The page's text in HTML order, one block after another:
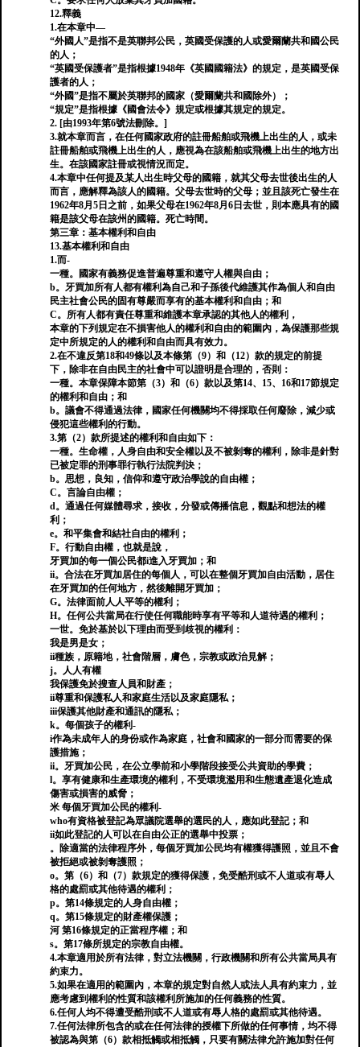
12.釋義
1.在本章中—
“外國人”是指不是英聯邦公民，英國受保護的人或愛爾蘭共和國公民
的人；
“英國受保護者”是指根據1948年《英國國籍法》的規定，是英國受保
護者的人；
“外國”是指不屬於英聯邦的國家（愛爾蘭共和國除外）；
“規定”是指根據《國會法令》規定或根據其規定的規定。
2. [由1993年第6號法刪除。]
3.就本章而言，在任何國家政府的註冊船舶或飛機上出生的人，或未
註冊船舶或飛機上出生的人，應視為在該船舶或飛機上出生的地方出
生。在該國家註冊或視情況而定。
4.本章中任何提及某人出生時父母的國籍，就其父母去世後出生的人
而言，應解釋為該人的國籍。父母去世時的父母；並且該死亡發生在
1962年8月5日之前，如果父母在1962年8月6日去世，則本應具有的國
籍是該父母在該州的國籍。死亡時間。
第三章：基本權利和自由
13.基本權利和自由
1.而-
一種。國家有義務促進普遍尊重和遵守人權與自由；
b。牙買加所有人都有權利為自己和子孫後代維護其作為個人和自由
民主社會公民的固有尊嚴而享有的基本權利和自由；和
C。所有人都有責任尊重和維護本章承認的其他人的權利，
本章的下列規定在不損害他人的權利和自由的範圍內，為保護那些規
定中所規定的人的權利和自由而具有效力。
2.在不違反第18和49條以及本條第（9）和（12）款的規定的前提
下，除非在自由民主的社會中可以證明是合理的，否則：
一種。本章保障本節第（3）和（6）款以及第14、15、16和17節規定
的權利和自由；和
b。議會不得通過法律，國家任何機關均不得採取任何廢除，減少或
侵犯這些權利的行動。
3.第（2）款所提述的權利和自由如下：
一種。生命權，人身自由和安全權以及不被剝奪的權利，除非是針對
已被定罪的刑事罪行執行法院判決；
b。思想，良知，信仰和遵守政治學說的自由權；
C。言論自由權；
d。通過任何媒體尋求，接收，分發或傳播信息，觀點和想法的權
利；
e。和平集會和結社自由的權利；
F。行動自由權，也就是說，
牙買加的每一個公民都i進入牙買加；和
ii。合法在牙買加居住的每個人，可以在整個牙買加自由活動，居住
在牙買加的任何地方，然後離開牙買加；
G。法律面前人人平等的權利；
H。任何公共當局在行使任何職能時享有平等和人道待遇的權利；
一世。免於基於以下理由而受到歧視的權利：
我是男是女；
ii種族，原籍地，社會階層，膚色，宗教或政治見解；
j。人人有權
我保護免於搜查人員和財產；
ii尊重和保護私人和家庭生活以及家庭隱私；
iii保護其他財產和通訊的隱私；
k。每個孩子的權利-
i作為未成年人的身份或作為家庭，社會和國家的一部分而需要的保
護措施；
ii。牙買加公民，在公立學前和小學階段接受公共資助的學費；
l。享有健康和生產環境的權利，不受環境濫用和生態遺產退化造成
傷害或損害的威脅；
米 每個牙買加公民的權利-
who有資格被登記為眾議院選舉的選民的人，應如此登記；和
ii如此登記的人可以在自由公正的選舉中投票；
。除適當的法律程序外，每個牙買加公民均有權獲得護照，並且不會
被拒絕或被剝奪護照；
o。第（6）和（7）款規定的獲得保護，免受酷刑或不人道或有辱人
格的處罰或其他待遇的權利；
p。第14條規定的人身自由權；
q。第15條規定的財產權保護；
河 第16條規定的正當程序權；和
s。第17條所規定的宗教自由權。
4.本章適用於所有法律，對立法機關，行政機關和所有公共當局具有
約束力。
5.如果在適用的範圍內，本章的規定對自然人或法人具有約束力，並
應考慮到權利的性質和該權利所施加的任何義務的性質。
6.任何人均不得遭受酷刑或不人道或有辱人格的處罰或其他待遇。
7.任何法律所包含的或在任何法律的授權下所做的任何事情，均不得
被認為與第（6）款相抵觸或相抵觸，只要有關法律允許施加對任何